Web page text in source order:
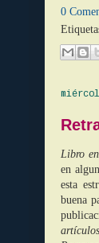
0
Libro
en
esta
buena
artículos